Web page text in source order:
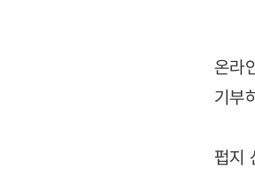
온라
기부
펍지